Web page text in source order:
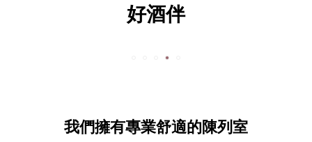
好酒伴
我們擁有專業舒適的陳列室